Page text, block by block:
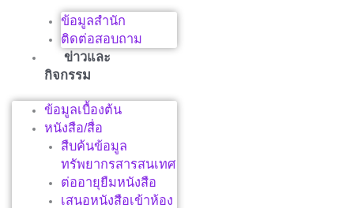
ข้อมูลสำนัก
ติดต่อสอบถาม
ข่าวและ
กิจกรรม
ข้อมูลเบื้องต้น
หนังสือ/สื่อ
สืบค้นข้อมูล
ทรัพยากรสารสนเทศ
ต่ออายุยืมหนังสือ
เสนอหนังสือเข้าห้อง